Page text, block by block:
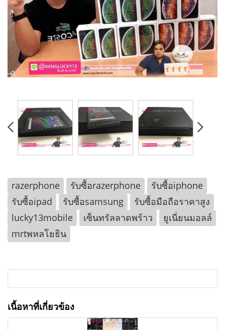
razerphone รับซื้อrazerphone
รับซื้อiphone
รับซื้อipad
รับซื้อsamsung
รับซื้อมือถือราคาสูง
lucky13mobile
เซ็นทรัลลาดพร้าว
ยูเนี่ยนมอลล์
mrtพหลโยธิน
เนื้อหาที่เกี่ยวข้อง